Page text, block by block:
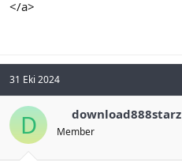
</a>
31 Eki 2024
D download888starz
Member